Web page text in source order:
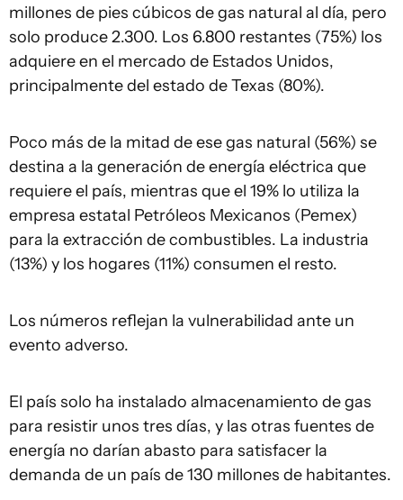
millones de pies cúbicos de gas natural al día, pero
solo produce 2.300. Los 6.800 restantes (75%) los
adquiere en el mercado de Estados Unidos,
principalmente del estado de Texas (80%).
Poco más de la mitad de ese gas natural (56%) se
destina a la generación de energía eléctrica que
requiere el país, mientras que el 19% lo utiliza la
empresa estatal Petróleos Mexicanos (Pemex)
para la extracción de combustibles. La industria
(13%) y los hogares (11%) consumen el resto.
Los números reflejan la vulnerabilidad ante un
evento adverso.
El país solo ha instalado almacenamiento de gas
para resistir unos tres días, y las otras fuentes de
energía no darían abasto para satisfacer la
demanda de un país de 130 millones de habitantes.